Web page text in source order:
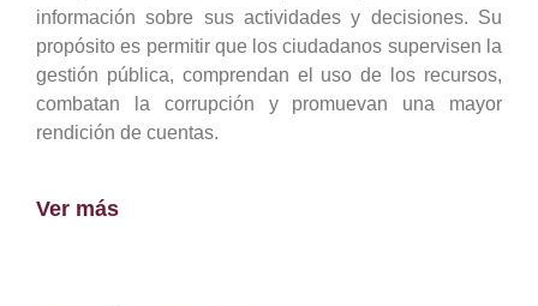
información sobre sus actividades y decisiones. Su
propósito es permitir que los ciudadanos supervisen la
gestión pública, comprendan el uso de los recursos,
combatan la corrupción y promuevan una mayor
rendición de cuentas.
Ver más